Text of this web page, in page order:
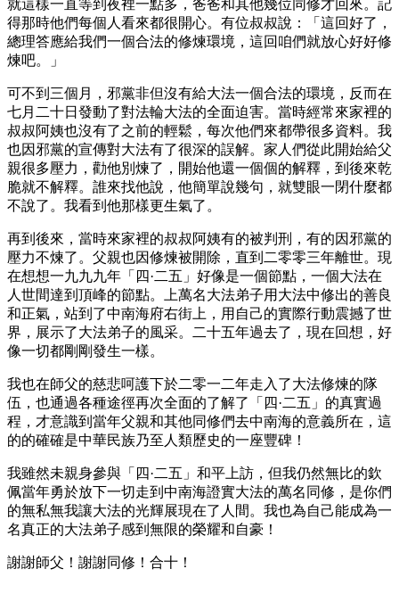
就這樣一直等到夜裡一點多，爸爸和其他幾位同修才回來。記
得那時他們每個人看來都很開心。有位叔叔說：「這回好了，
總理答應給我們一個合法的修煉環境，這回咱們就放心好好修
煉吧。」
可不到三個月，邪黨非但沒有給大法一個合法的環境，反而在
七月二十日發動了對法輪大法的全面迫害。當時經常來家裡的
叔叔阿姨也沒有了之前的輕鬆，每次他們來都帶很多資料。我
也因邪黨的宣傳對大法有了很深的誤解。家人們從此開始給父
親很多壓力，勸他別煉了，開始他還一個個的解釋，到後來乾
脆就不解釋。誰來找他說，他簡單說幾句，就雙眼一閉什麼都
不說了。我看到他那樣更生氣了。
再到後來，當時來家裡的叔叔阿姨有的被判刑，有的因邪黨的
壓力不煉了。父親也因修煉被開除，直到二零零三年離世。現
在想想一九九九年「四·二五」好像是一個節點，一個大法在
人世間達到頂峰的節點。上萬名大法弟子用大法中修出的善良
和正氣，站到了中南海府右街上，用自己的實際行動震撼了世
界，展示了大法弟子的風采。二十五年過去了，現在回想，好
像一切都剛剛發生一樣。
我也在師父的慈悲呵護下於二零一二年走入了大法修煉的隊
伍，也通過各種途徑再次全面的了解了「四·二五」的真實過
程，才意識到當年父親和其他同修們去中南海的意義所在，這
的的確確是中華民族乃至人類歷史的一座豐碑！
我雖然未親身參與「四·二五」和平上訪，但我仍然無比的欽
佩當年勇於放下一切走到中南海證實大法的萬名同修，是你們
的無私無我讓大法的光輝展現在了人間。我也為自己能成為一
名真正的大法弟子感到無限的榮耀和自豪！
謝謝師父！謝謝同修！合十！